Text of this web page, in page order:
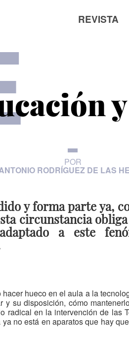
REVISTA
POR
RODRÍGUEZ DE LAS
y forma parte ya,
circunstancia
a este
hueco en el aula a la
su disposición, cómo
en la intervención de las
no está en aparatos que hay